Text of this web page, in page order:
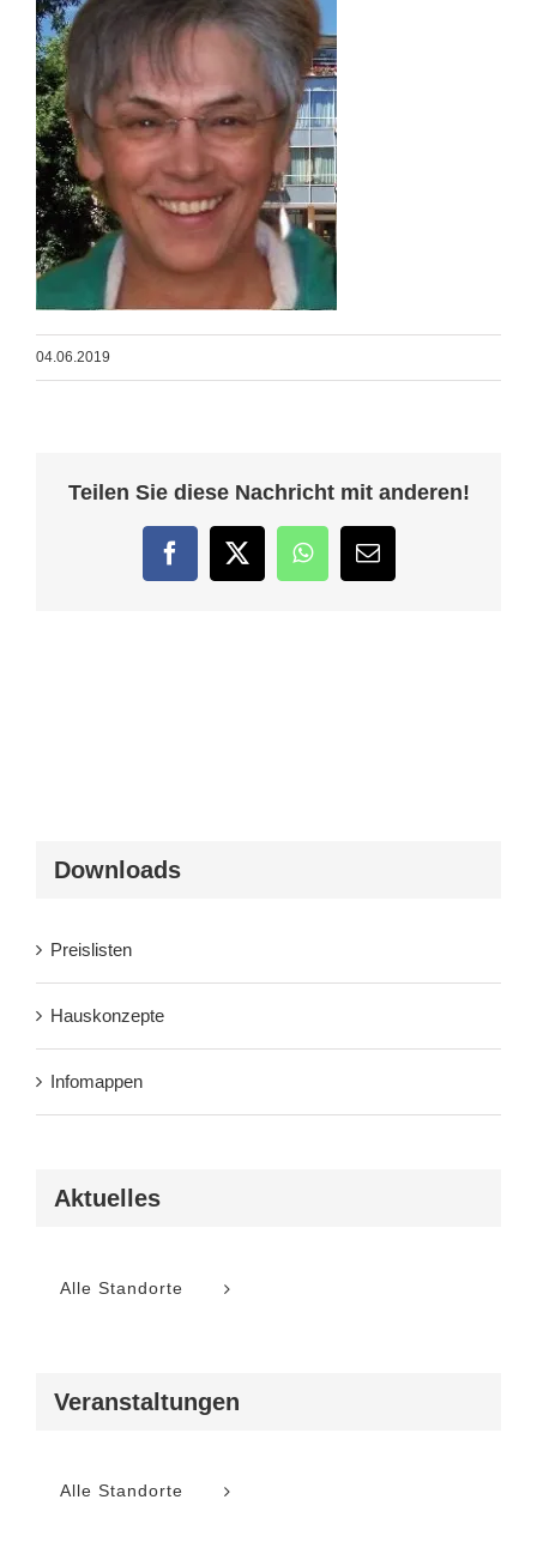
04.06.2019
Teilen Sie diese Nachricht mit anderen!
FacebookTwitterWhatsApp
E-
Mail
Downloads
Preislisten
Hauskonzepte
Infomappen
Aktuelles
Alle Standorte
Veranstaltungen
Alle Standorte